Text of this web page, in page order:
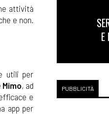
attività
e non.
utili per
Mimo, ad
e
app per
E
PUBBLICITÀ